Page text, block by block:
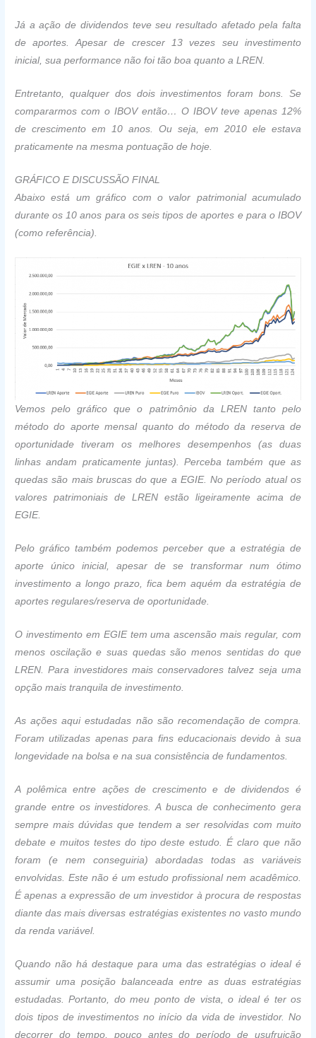
Já a ação de dividendos teve seu resultado afetado pela falta
de aportes. Apesar de crescer 13 vezes seu investimento
inicial, sua performance não foi tão boa quanto a LREN.
Entretanto, qualquer dos dois investimentos foram bons. Se
compararmos com o IBOV então… O IBOV teve apenas 12%
de crescimento em 10 anos. Ou seja, em 2010 ele estava
praticamente na mesma pontuação de hoje.
GRÁFICO E DISCUSSÃO FINAL
Abaixo está um gráfico com o valor patrimonial acumulado
durante os 10 anos para os seis tipos de aportes e para o IBOV
(como referência).
Vemos pelo gráfico que o patrimônio da LREN tanto pelo
método do aporte mensal quanto do método da reserva de
oportunidade tiveram os melhores desempenhos (as duas
linhas andam praticamente juntas). Perceba também que as
quedas são mais bruscas do que a EGIE. No período atual os
valores patrimoniais de LREN estão ligeiramente acima de
EGIE.
Pelo gráfico também podemos perceber que a estratégia de
aporte único inicial, apesar de se transformar num ótimo
investimento a longo prazo, fica bem aquém da estratégia de
aportes regulares/reserva de oportunidade.
O investimento em EGIE tem uma ascensão mais regular, com
menos oscilação e suas quedas são menos sentidas do que
LREN. Para investidores mais conservadores talvez seja uma
opção mais tranquila de investimento.
As ações aqui estudadas não são recomendação de compra.
Foram utilizadas apenas para fins educacionais devido à sua
longevidade na bolsa e na sua consistência de fundamentos.
A polêmica entre ações de crescimento e de dividendos é
grande entre os investidores. A busca de conhecimento gera
sempre mais dúvidas que tendem a ser resolvidas com muito
debate e muitos testes do tipo deste estudo. É claro que não
foram (e nem conseguiria) abordadas todas as variáveis
envolvidas. Este não é um estudo profissional nem acadêmico.
É apenas a expressão de um investidor à procura de respostas
diante das mais diversas estratégias existentes no vasto mundo
da renda variável.
Quando não há destaque para uma das estratégias o ideal é
assumir uma posição balanceada entre as duas estratégias
estudadas. Portanto, do meu ponto de vista, o ideal é ter os
dois tipos de investimentos no início da vida de investidor. No
decorrer do tempo, pouco antes do período de usufruição